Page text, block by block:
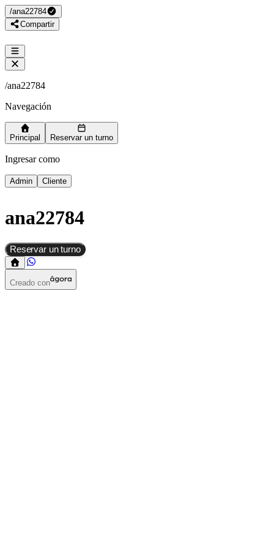
/ana22784
Compartir
/ana22784
Navegación
Principal Reservar un turno
Ingresar como
Admin Cliente
ana22784
Reservar un turno
Creado con